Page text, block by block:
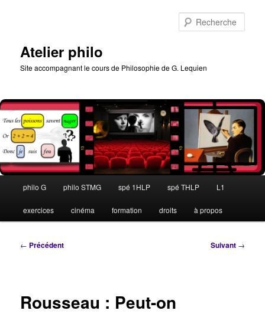
Atelier philo
Site accompagnant le cours de Philosophie de G. Lequien
principal
philo G philo STMG spé 1HLP spé THLP L1
exercices cinéma formation droits à propos
Navigation
← Précédent Suivant →
Rousseau : Peut-on